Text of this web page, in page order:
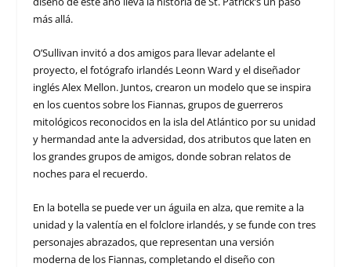
más allá.
O’Sullivan invitó a dos amigos para llevar adelante el
proyecto, el fotógrafo irlandés Leonn Ward y el diseñador
inglés Alex Mellon. Juntos, crearon un modelo que se inspira
en los cuentos sobre los Fiannas, grupos de guerreros
mitológicos reconocidos en la isla del Atlántico por su unidad
y hermandad ante la adversidad, dos atributos que laten en
los grandes grupos de amigos, donde sobran relatos de
noches para el recuerdo.
En la botella se puede ver un águila en alza, que remite a la
unidad y la valentía en el folclore irlandés, y se funde con tres
personajes abrazados, que representan una versión
moderna de los Fiannas, completando el diseño con